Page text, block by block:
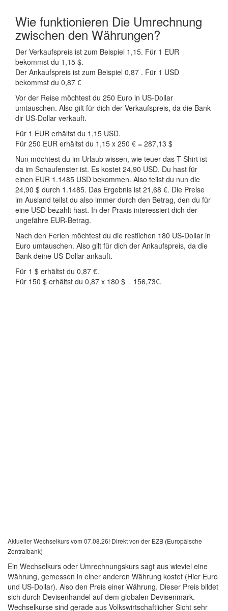
Wie funktionieren Die Umrechnung
zwischen den Währungen?
Der Verkaufspreis ist zum Beispiel 1,15. Für 1 EUR
bekommst du 1,15 $.
Der Ankaufspreis ist zum Beispiel 0,87 . Für 1 USD
bekommst du 0,87 €
Vor der Reise möchtest du 250 Euro in US-Dollar
umtauschen. Also gilt für dich der Verkaufspreis, da die Bank
dir US-Dollar verkauft.
Für 1 EUR erhältst du 1,15 USD.
Für 250 EUR erhältst du 1,15 x 250 € = 287,13 $
Nun möchtest du im Urlaub wissen, wie teuer das T-Shirt ist
da im Schaufenster ist. Es kostet 24,90 USD. Du hast für
einen EUR 1.1485 USD bekommen. Also teilst du nun die
24,90 $ durch 1.1485. Das Ergebnis ist 21,68 €. Die Preise
im Ausland teilst du also immer durch den Betrag, den du für
eine USD bezahlt hast. In der Praxis interessiert dich der
ungefähre EUR-Betrag.
Nach den Ferien möchtest du die restlichen 180 US-Dollar in
Euro umtauschen. Also gilt für dich der Ankaufspreis, da die
Bank deine US-Dollar ankauft.
Für 1 $ erhältst du 0,87 €.
Für 150 $ erhältst du 0,87 x 180 $ = 156,73€.
Aktueller Wechselkurs vom 07.08.26! Direkt von der EZB (Europäische
Zentralbank)
Ein Wechselkurs oder Umrechnungskurs sagt aus wieviel eine
Währung, gemessen in einer anderen Währung kostet (Hier Euro
und US-Dollar). Also den Preis einer Währung. Dieser Preis bildet
sich durch Devisenhandel auf dem globalen Devisenmark.
Wechselkurse sind gerade aus Volkswirtschaftlicher Sicht sehr